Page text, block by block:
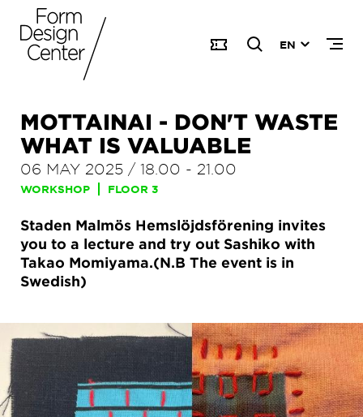
EN
MOTTAINAI - DON'T WASTE
WHAT IS VALUABLE
06 MAY 2025 / 18.00 - 21.00
WORKSHOP FLOOR 3
Staden Malmös Hemslöjdsförening invites
you to a lecture and try out Sashiko with
Takao Momiyama.(N.B The event is in
Swedish)